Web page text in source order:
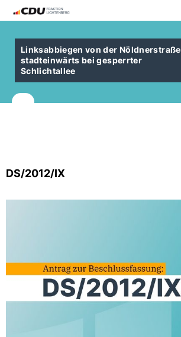
Linksabbiegen von der Nöldnerstraße
stadteinwärts bei gesperrter
Schlichtallee
DS/2012/IX